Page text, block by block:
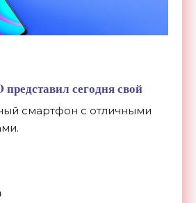
представил сегодня свой
смартфон с отличными